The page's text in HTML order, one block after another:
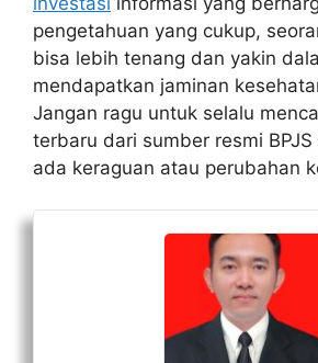
pengetahuan yang cukup,
bisa lebih tenang dan yakin
mendapatkan jaminan
Jangan ragu untuk selalu
terbaru dari sumber resmi
ada keraguan atau perubahan